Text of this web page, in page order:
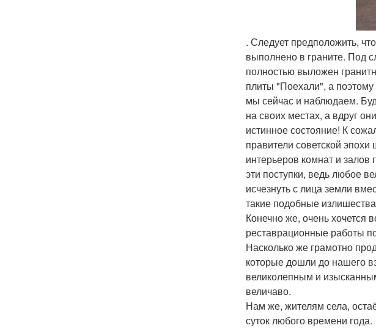
. Следует предположить,
выполнено в граните. Под
полностью выложен
плиты "Поехали", а поэтому
мы сейчас и наблюдаем.
на своих местах, а вдруг
истинное состояние! К
правители советской
интерьеров комнат и
эти поступки, ведь любое
исчезнуть с лица земли
такие подобные
Конечно же, очень хочется
реставрационные работы
Насколько же грамотно
которые дошли до нашего
великолепным и
величаво.
Нам же, жителям села,
суток любого времени года.